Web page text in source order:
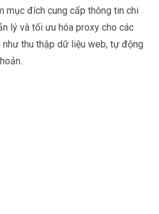
mục đích cung cấp thông tin chi
lý và tối ưu hóa proxy cho các
thu thập dữ liệu web, tự động